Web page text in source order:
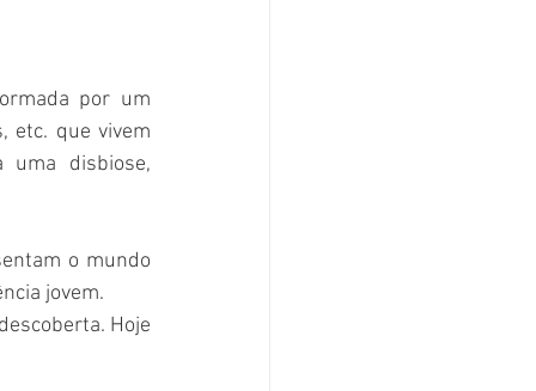
por um
etc. que vivem
uma disbiose,
o mundo
jovem.
Hoje